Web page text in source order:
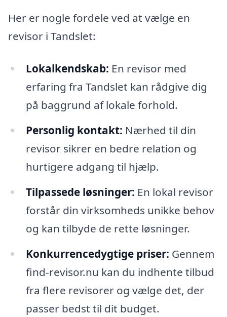
Her er nogle fordele ved at vælge en
revisor i Tandslet:
Lokalkendskab: En revisor med
erfaring fra Tandslet kan rådgive dig
på baggrund af lokale forhold.
Personlig kontakt: Nærhed til din
revisor sikrer en bedre relation og
hurtigere adgang til hjælp.
Tilpassede løsninger: En lokal revisor
forstår din virksomheds unikke behov
og kan tilbyde de rette løsninger.
Konkurrencedygtige priser: Gennem
find-revisor.nu kan du indhente tilbud
fra flere revisorer og vælge det, der
passer bedst til dit budget.